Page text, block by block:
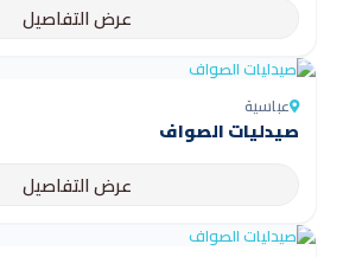
عرض التفاصيل
عباسية
صيدليات الصواف
عرض التفاصيل